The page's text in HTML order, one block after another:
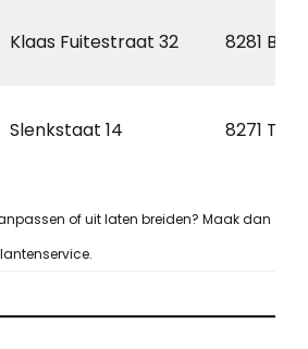
Klaas Fuitestraat 32 8281 BZ
Slenkstaat 14 8271 TB
of uit laten breiden? Maak dan